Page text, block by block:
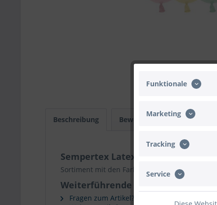
Beschreibung Bewertungen 0
Sempertex Latexballon Happy
Sortiment mit den Farben Pink, Yellow, Green,
Weiterführende Links zu
Fragen zum Artikel?
Funktionale
Marketing
Tracking
Service